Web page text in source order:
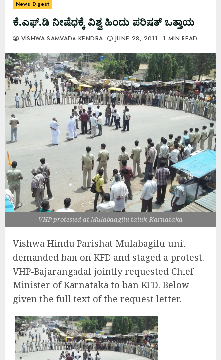
News Digest
ಕೆ.ಎಫ್.ಡಿ ನೀಷೆಧಕ್ಕೆ ವಿಶ್ವ ಹಿಂದು ಪರಿಷತ್ ಒತ್ತಾಯ
VISHWA SAMVADA KENDRA JUNE 28, 2011 1 MIN READ
VHP protested at Mulabaagilu taluk, Karnataka
Vishwa Hindu Parishat Mulabagilu unit
demanded ban on KFD and staged a protest.
VHP-Bajarangadal jointly requested Chief
Minister of Karnataka to ban KFD. Below
given the full text of the request letter.